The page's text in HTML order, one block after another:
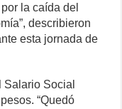
la caída del
describieron
esta jornada de
Social
“Quedó